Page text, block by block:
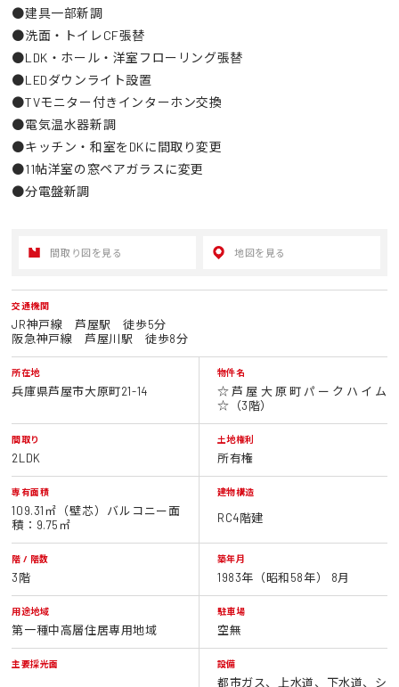
●建具一部新調
●洗面・トイレCF張替
●LDK・ホール・洋室フローリング張替
●LEDダウンライト設置
●TVモニター付きインターホン交換
●電気温水器新調
●キッチン・和室をDKに間取り変更
●11帖洋室の窓ペアガラスに変更
●分電盤新調
間取り図を見る 地図を見る
交通機関
JR神戸線 芦屋駅 徒歩5分
阪急神戸線 芦屋川駅 徒歩8分
所在地
兵庫県芦屋市大原町21-14
物件名
☆芦屋大原町パークハイム
☆（3階）
間取り
2LDK
土地権利
所有権
専有面積
109.31㎡（壁芯）バルコニー面
積：9.75㎡
建物構造
RC4階建
階 / 階数
3階
築年月
1983年（昭和58年） 8月
用途地域
第一種中高層住居専用地域
駐車場
空無
主要採光面 設備
都市ガス、上水道、下水道、シ